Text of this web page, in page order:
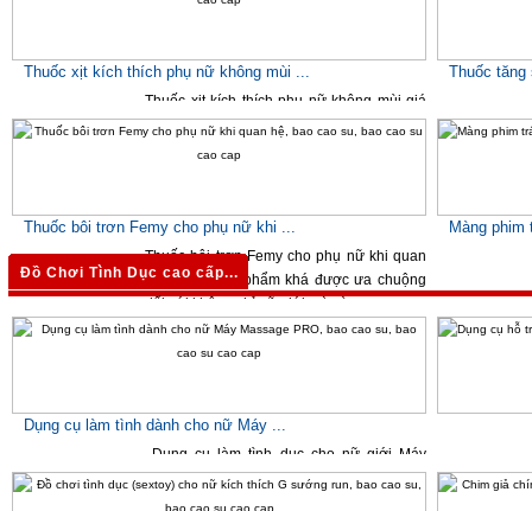
Thuốc xịt kích thích phụ nữ không mùi ...
Thuốc xịt kích thích phụ nữ không mùi giá
rẻ giúp kích thích và tăng nhu cầu tình dục
Thuốc
Thuốc bôi trơn Femy cho phụ nữ khi ...
Thuốc bôi trơn Femy cho phụ nữ khi quan
hệ là một sản phẩm khá được ưa chuộng
đối với không chỉ nữ giới mà còn ...
550,000 VNĐ
Màng phim
55,000
Đồ Chơi Tình Dục cao cấp...
Dụng cụ làm tình dành cho nữ Máy ...
Dụng cụ làm tình duc cho nữ giới Máy
massage RRO là một dụng cụ massager
cá nhân mạnh mẽ và linh hoạt có thể ...